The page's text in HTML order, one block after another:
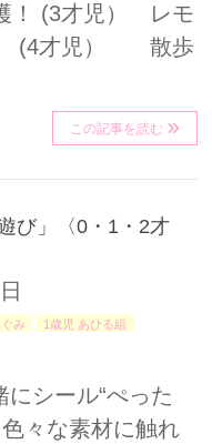
！ (3才児） レモ
。 (4才児） 散歩
この記事を読む
び」〈0・1・2才
み 1歳児 あひる組
シール“ぺった
々な素材に触れ